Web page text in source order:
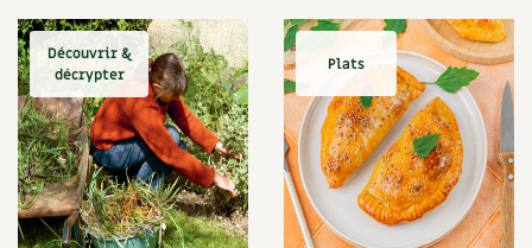
Mare
Marie Chioca
Marmite
Massage
Matériaux
Maux
Méditerranéen
Menace
Découvrir &
décrypter
Plats